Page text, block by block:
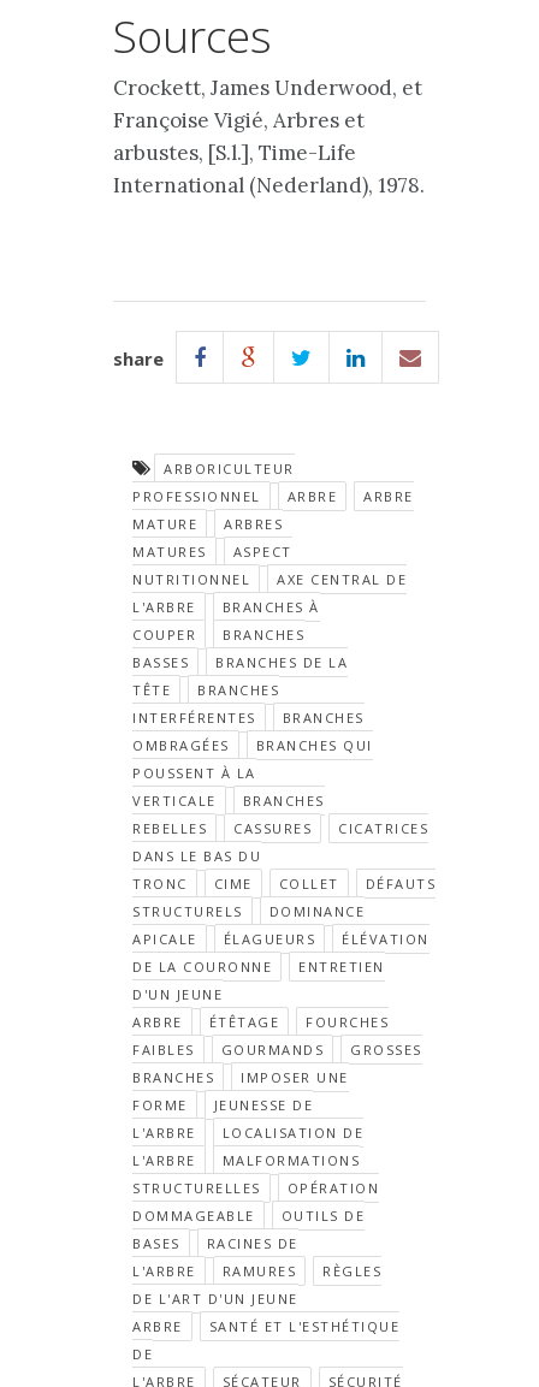
Sources
Crockett, James Underwood, et
Françoise Vigié, Arbres et
arbustes, [S.l.], Time-Life
International (Nederland), 1978.
share
ARBORICULTEUR
PROFESSIONNEL
ARBRE
ARBRE
MATURE
ARBRES
MATURES
ASPECT
NUTRITIONNEL
AXE CENTRAL DE
L'ARBRE
BRANCHES À
COUPER
BRANCHES
BASSES
BRANCHES DE LA
TÊTE
BRANCHES
INTERFÉRENTES
BRANCHES
OMBRAGÉES
BRANCHES QUI
POUSSENT À LA
VERTICALE
BRANCHES
REBELLES
CASSURES
CICATRICES
DANS LE BAS DU
TRONC
CIME COLLET
DÉFAUTS
STRUCTURELS
DOMINANCE
APICALE
ÉLAGUEURS
ÉLÉVATION
DE LA COURONNE
ENTRETIEN
D'UN JEUNE
ARBRE
ÉTÊTAGE
FOURCHES
FAIBLES
GOURMANDS
GROSSES
BRANCHES
IMPOSER UNE
FORME
JEUNESSE DE
L'ARBRE
LOCALISATION DE
L'ARBRE
MALFORMATIONS
STRUCTURELLES
OPÉRATION
DOMMAGEABLE
OUTILS DE
BASES
RACINES DE
L'ARBRE
RAMURES
RÈGLES
DE L'ART D'UN JEUNE
ARBRE
SANTÉ ET L'ESTHÉTIQUE
DE
L'ARBRE
SÉCATEUR
SÉCURITÉ